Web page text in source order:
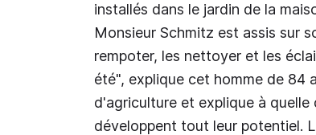
installés dans le jardin de la
Monsieur Schmitz est assis sur
rempoter, les nettoyer et les
été", explique cet homme de 84
d'agriculture et explique à
développent tout leur potentiel.